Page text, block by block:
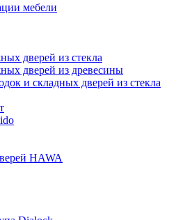
мебели
дверей из стекла
дверей из древесины
и складных дверей из стекла
HAWA